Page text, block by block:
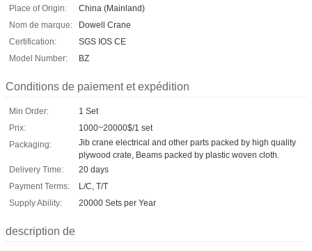
Place of Origin:
China (Mainland)
Nom de marque:
Dowell Crane
Certification:
SGS IOS CE
Model Number:
BZ
Conditions de paiement et expédition
Min Order:
1 Set
Prix:
1000~20000$/1 set
Packaging:
Jib crane electrical and other parts packed by high quality
plywood crate, Beams packed by plastic woven cloth.
Delivery Time:
20 days
Payment Terms:
L/C, T/T
Supply Ability:
20000 Sets per Year
description de